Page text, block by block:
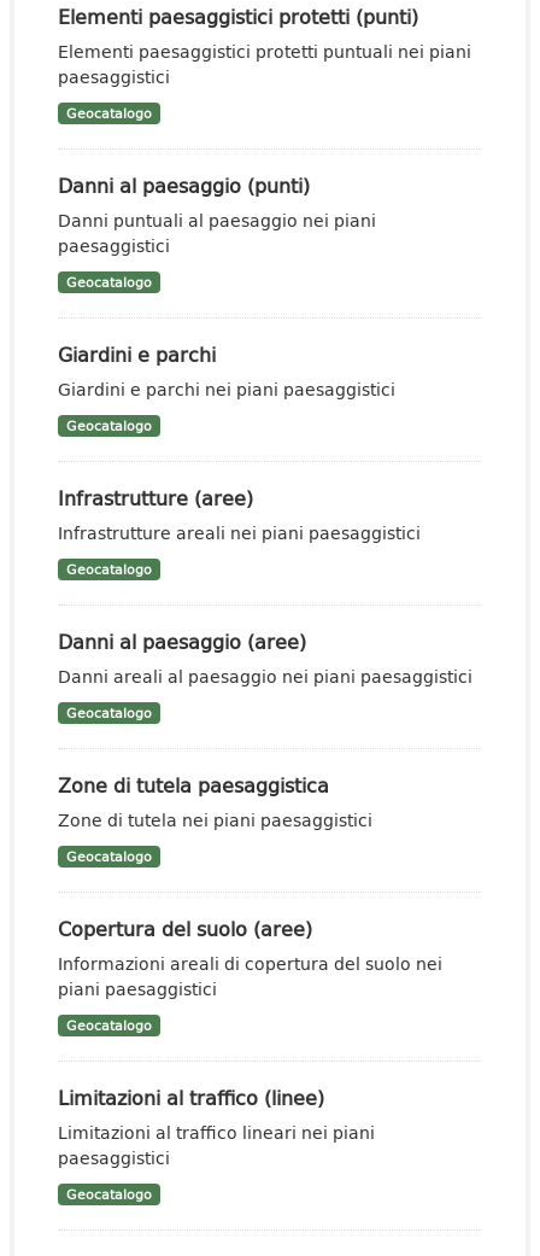
Elementi paesaggistici protetti (punti)
Elementi paesaggistici protetti puntuali nei piani
paesaggistici
Geocatalogo
Danni al paesaggio (punti)
Danni puntuali al paesaggio nei piani
paesaggistici
Geocatalogo
Giardini e parchi
Giardini e parchi nei piani paesaggistici
Geocatalogo
Infrastrutture (aree)
Infrastrutture areali nei piani paesaggistici
Geocatalogo
Danni al paesaggio (aree)
Danni areali al paesaggio nei piani paesaggistici
Geocatalogo
Zone di tutela paesaggistica
Zone di tutela nei piani paesaggistici
Geocatalogo
Copertura del suolo (aree)
Informazioni areali di copertura del suolo nei
piani paesaggistici
Geocatalogo
Limitazioni al traffico (linee)
Limitazioni al traffico lineari nei piani
paesaggistici
Geocatalogo